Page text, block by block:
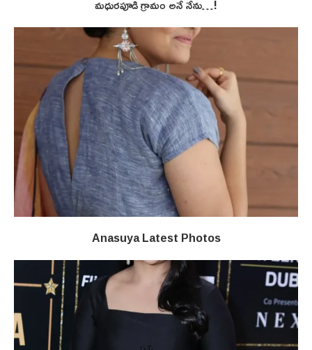
మధురపూడి గ్రామం అనే నేను…!
Anasuya Latest Photos